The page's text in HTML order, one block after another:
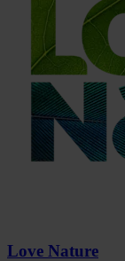
Love Nature